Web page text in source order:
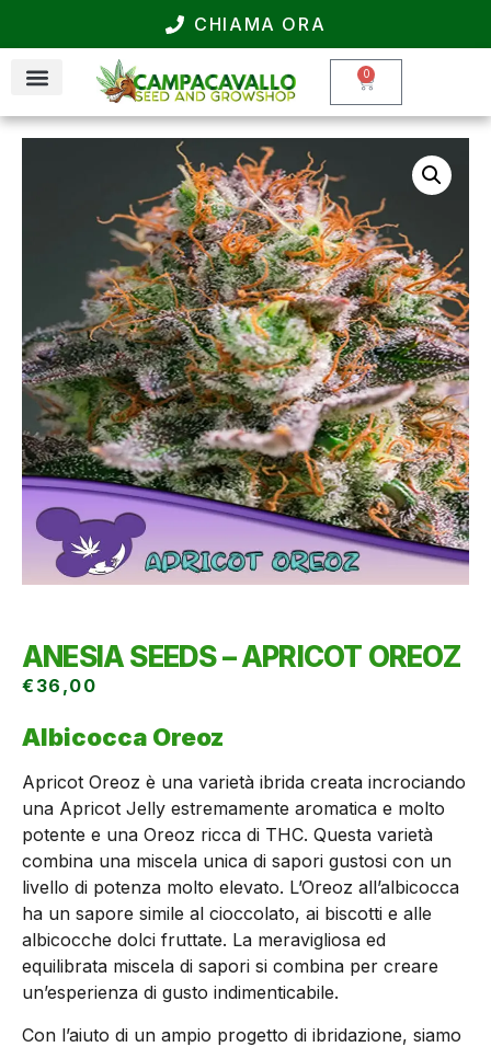
CHIAMA ORA
0
ANESIA SEEDS – APRICOT OREOZ
€ 36,00
Albicocca Oreoz
Apricot Oreoz è una varietà ibrida creata incrociando
una Apricot Jelly estremamente aromatica e molto
potente e una Oreoz ricca di THC. Questa varietà
combina una miscela unica di sapori gustosi con un
livello di potenza molto elevato. L’Oreoz all’albicocca
ha un sapore simile al cioccolato, ai biscotti e alle
albicocche dolci fruttate. La meravigliosa ed
equilibrata miscela di sapori si combina per creare
un’esperienza di gusto indimenticabile.
Con l’aiuto di un ampio progetto di ibridazione, siamo